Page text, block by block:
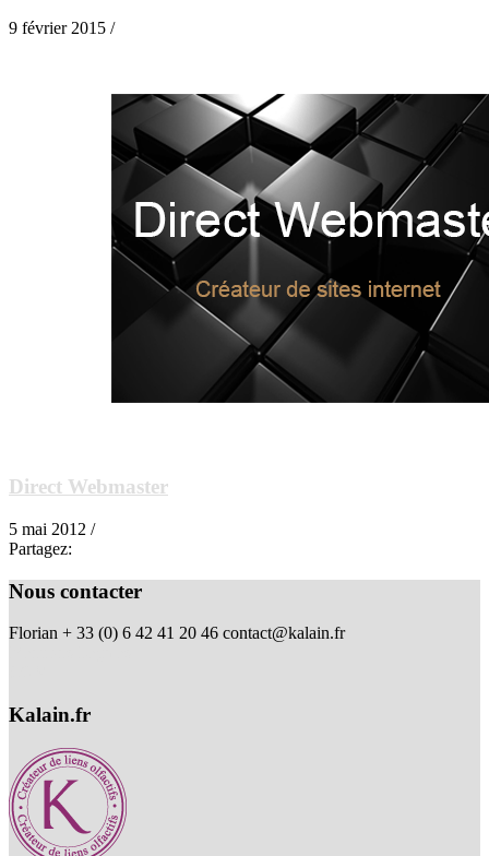
9 février 2015 /
Direct Webmaster
5 mai 2012 /
Partagez:
Nous contacter
Florian + 33 (0) 6 42 41 20 46 contact@kalain.fr
Kalain.fr